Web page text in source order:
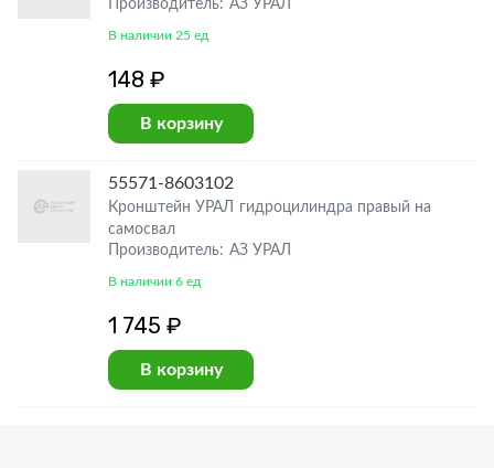
Производитель: АЗ УРАЛ
В наличии 25 ед
148 ₽
В корзину
55571-8603102
Кронштейн УРАЛ гидроцилиндра правый на
самосвал
Производитель: АЗ УРАЛ
В наличии 6 ед
1 745 ₽
В корзину